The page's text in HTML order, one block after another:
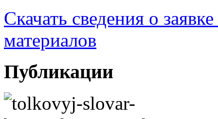
Скачать сведения о
материалов
Публикации